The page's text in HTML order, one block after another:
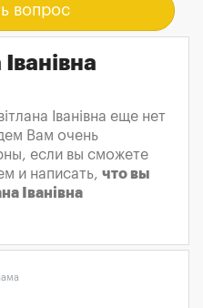
вопрос
Іванівна еще нет
Вам очень
если вы сможете
и написать, что вы
Іванівна